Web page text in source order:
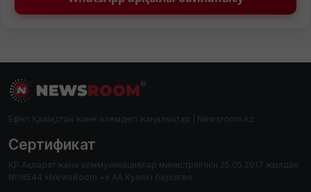
Бүгінгі Қазақстан және әлемдегі жаңалықтар | Newsroom.kz
Сертификат
ҚР Ақпарат және коммуникациялар министрлігінің 25.05.2017 жылдан
№16544 «NewsRoom +» АА Куәлігі берілген.